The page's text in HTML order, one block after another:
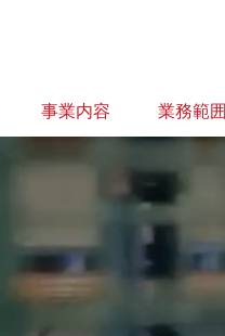
事業内容 業務範囲